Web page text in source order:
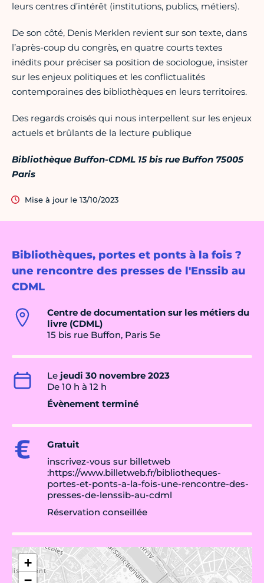
Bibliothèques, portes et ponts à la fois ?
une rencontre des presses de l'Enssib au
CDML
Centre de documentation sur les métiers du
livre (CDML)
15 bis rue Buffon, Paris 5e
Le jeudi 30 novembre 2023
De 10 h à 12 h
Évènement terminé
Gratuit
inscrivez-vous sur billetweb
:https://www.billetweb.fr/bibliotheques-
portes-et-ponts-a-la-fois-une-rencontre-des-
presses-de-lenssib-au-cdml
Réservation conseillée
+
leurs centres d’intérêt (institutions, publics, métiers).
De son côté, Denis Merklen revient sur son texte, dans
l’après-coup du congrès, en quatre courts textes
inédits pour préciser sa position de sociologue, insister
sur les enjeux politiques et les conflictualités
contemporaines des bibliothèques en leurs territoires.
Des regards croisés qui nous interpellent sur les enjeux
actuels et brûlants de la lecture publique
Bibliothèque Buffon-CDML 15 bis rue Buffon 75005
Paris
Mise à jour le 13/10/2023